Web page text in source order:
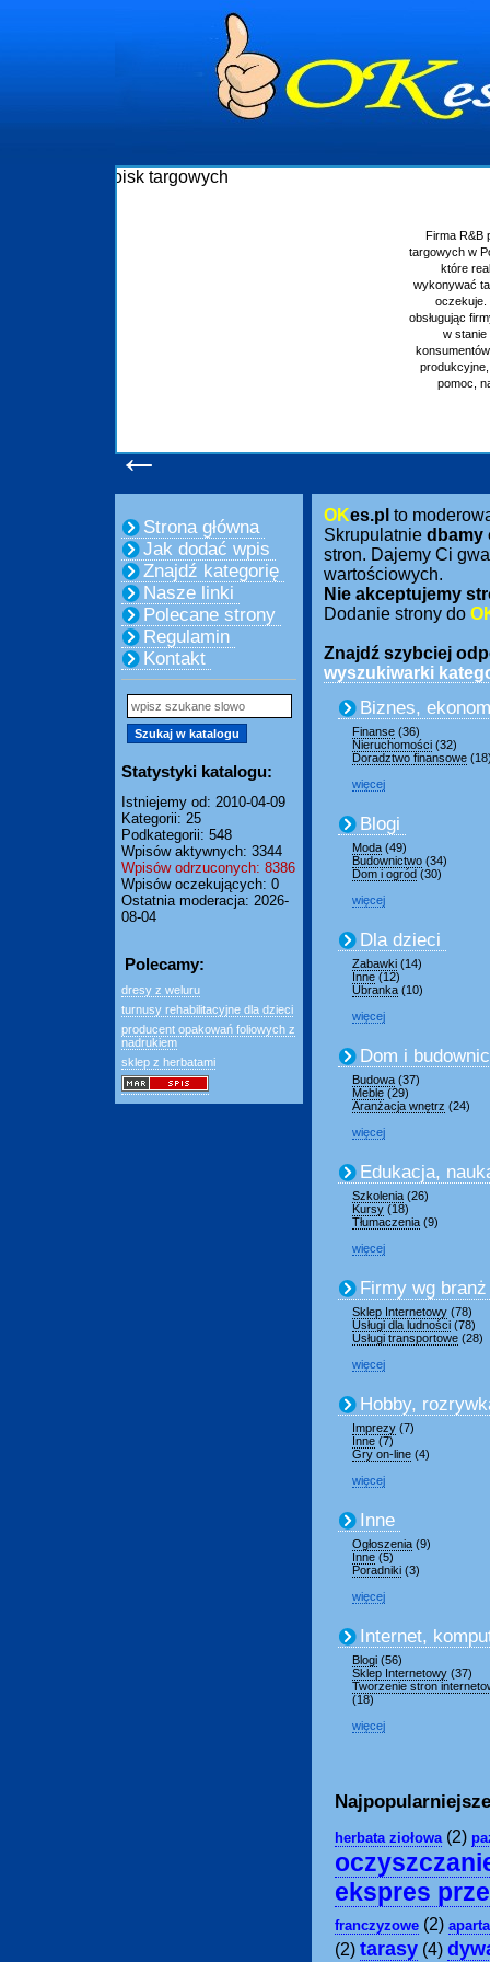
Budowa stoisk targowych
←
Strona główna
Jak dodać wpis
Znajdź kategorię
Nasze linki
Polecane strony
Regulamin
Kontakt
Statystyki katalogu:
Istniejemy od: 2010-04-09
Kategorii: 25
Podkategorii: 548
Wpisów aktywnych: 3344
Wpisów odrzuconych: 8386
Wpisów oczekujących: 0
Ostatnia moderacja: 2026-
08-04
Polecamy:
dresy z weluru
turnusy rehabilitacyjne dla dzieci
producent opakowań foliowych z
nadrukiem
sklep z herbatami
OKes.pl to
Skrupulatnie dbamy
stron. Dajemy Ci
wartościowych.
Nie akceptujemy
Dodanie strony do
Znajdź szybciej
wyszukiwarki
Biznes,
Finanse (36)
Nieruchomości (32)
Doradztwo finansowe
więcej
Blogi
Moda (49)
Budownictwo (34)
Dom i ogród (30)
więcej
Dla dzieci
Zabawki (14)
Inne (12)
Ubranka (10)
więcej
Dom i
Budowa (37)
Meble (29)
Aranżacja wnętrz (24)
więcej
Edukacja,
Szkolenia (26)
Kursy (18)
Tłumaczenia (9)
więcej
Firmy wg branż
Sklep Internetowy (78)
Usługi dla ludności (78)
Usługi transportowe (28)
więcej
Hobby,
Imprezy (7)
Inne (7)
Gry on-line (4)
więcej
Inne
Ogłoszenia (9)
Inne (5)
Poradniki (3)
więcej
Internet,
Blogi (56)
Sklep Internetowy (37)
Tworzenie stron
(18)
więcej
herbata ziołowa (2)
ekspres
franczyzowe (2)
(2) tarasy (4)